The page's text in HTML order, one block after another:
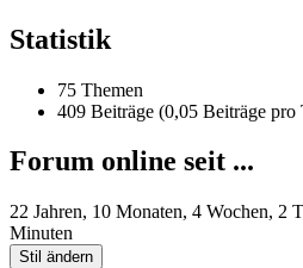
Statistik
75 Themen
409 Beiträge (0,05 Beiträge pro
Forum online seit ...
22 Jahren, 10 Monaten, 4 Wochen, 2
Minuten
Stil ändern